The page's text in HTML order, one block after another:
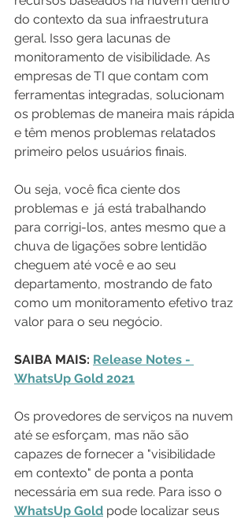
do contexto da sua infraestrutura
geral. Isso gera lacunas de
monitoramento de visibilidade. As
empresas de TI que contam com
ferramentas integradas, solucionam
os problemas de maneira mais rápida
e têm menos problemas relatados
primeiro pelos usuários finais.
Ou seja, você fica ciente dos
problemas e  já está trabalhando
para corrigi-los, antes mesmo que a
chuva de ligações sobre lentidão
cheguem até você e ao seu
departamento, mostrando de fato
como um monitoramento efetivo traz
valor para o seu negócio.
SAIBA MAIS: Release Notes -
WhatsUp Gold 2021
Os provedores de serviços na nuvem
até se esforçam, mas não são
capazes de fornecer a "visibilidade
em contexto" de ponta a ponta
necessária em sua rede. Para isso o
WhatsUp Gold pode localizar seus